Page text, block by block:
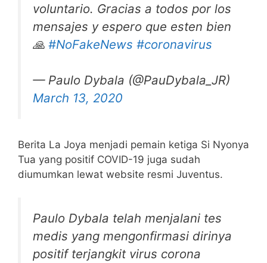
voluntario. Gracias a todos por los
mensajes y espero que esten bien
🙏 #NoFakeNews #coronavirus
— Paulo Dybala (@PauDybala_JR)
March 13, 2020
Berita La Joya menjadi pemain ketiga Si Nyonya
Tua yang positif COVID-19 juga sudah
diumumkan lewat website resmi Juventus.
Paulo Dybala telah menjalani tes
medis yang mengonfirmasi dirinya
positif terjangkit virus corona